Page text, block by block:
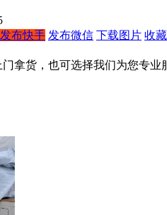
发布快手 发布微信 下载图片 收
拿货，也可选择我们为您专业